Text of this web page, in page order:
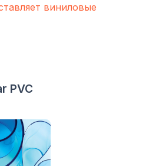
виниловые
PVC